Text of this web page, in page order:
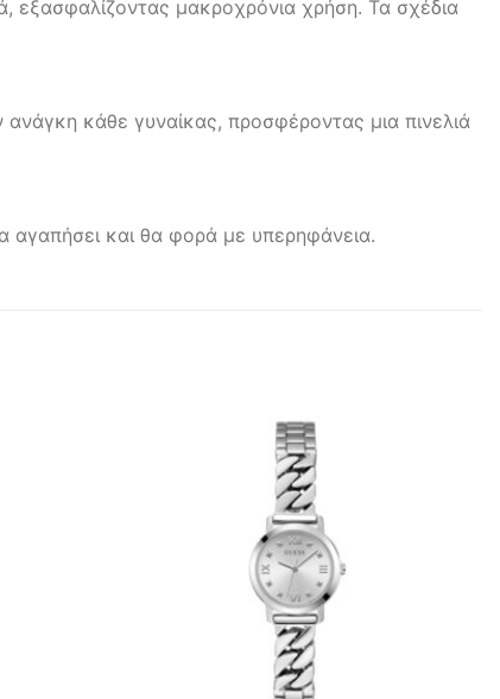
εξασφαλίζοντας μακροχρόνια χρήση. Τα σχέδια
κάθε γυναίκας, προσφέροντας μια πινελιά
αγαπήσει και θα φορά με υπερηφάνεια.